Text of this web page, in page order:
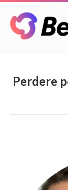
Perdere